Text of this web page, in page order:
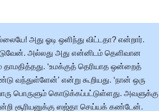
அது ஓடி ஒளிந்து விட்டதா? என்றார்.
அல்லது அது என்னிடம் தெளிவான
‘உமக்குத் தெரியாத ஒன்றைத்
வந்துள்ளேன்’ என்று கூறியது. ‘நான் ஒரு
கொடுக்கப்பட்டுள்ளது. அவளுக்கு
சூரியனுக்கு ஸஜ்தா செய்யக் கண்டேன்.